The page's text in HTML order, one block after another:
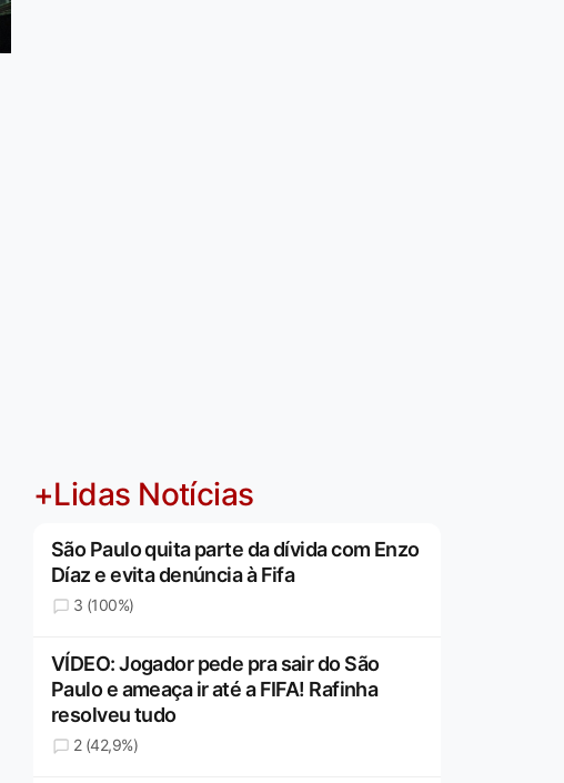
+Lidas Notícias
São Paulo quita parte da dívida com Enzo
Díaz e evita denúncia à Fifa
3 (100%)
VÍDEO: Jogador pede pra sair do São
Paulo e ameaça ir até a FIFA! Rafinha
resolveu tudo
2 (42,9%)